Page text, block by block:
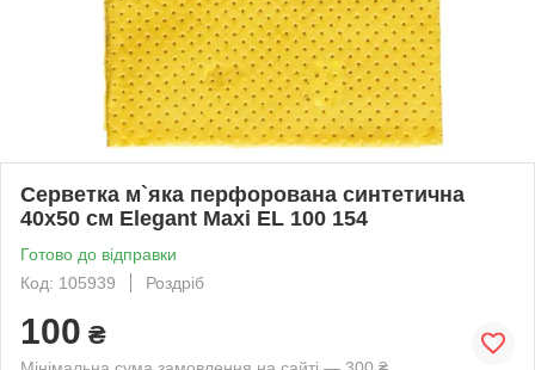
Серветка м`яка перфорована синтетична
40x50 см Elegant Maxi EL 100 154
Готово до відправки
Код: 105939
Роздріб
100 ₴